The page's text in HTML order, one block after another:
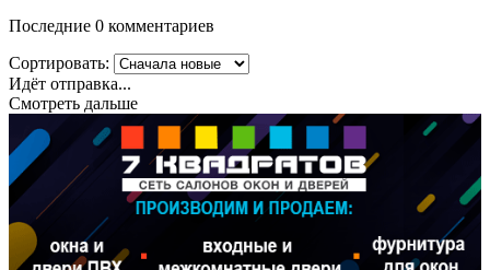
Последние 0 комментариев
Сортировать:
Идёт отправка...
Смотреть дальше